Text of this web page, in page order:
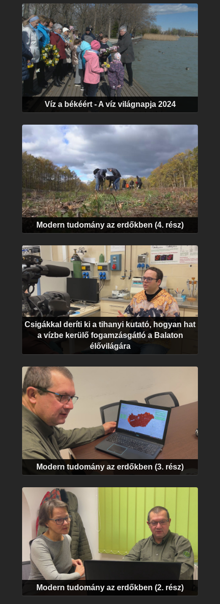
Víz a békéért - A víz világnapja 2024
Modern tudomány az erdőkben (4. rész)
Csigákkal deríti ki a tihanyi kutató, hogyan hat
a vízbe kerülő fogamzásgátló a Balaton
élővilágára
Modern tudomány az erdőkben (3. rész)
Modern tudomány az erdőkben (2. rész)